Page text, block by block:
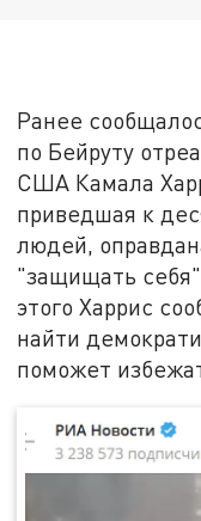
Ранее
по Бейруту
США Камала
приведшая к
людей,
"защищать
этого Харрис
найти
поможет